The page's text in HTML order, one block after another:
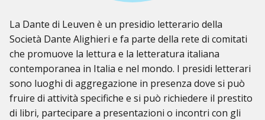
La Dante di Leuven è un presidio letterario della
Società Dante Alighieri e fa parte della rete di comitati
che promuove la lettura e la letteratura italiana
contemporanea in Italia e nel mondo. I presidi letterari
sono luoghi di aggregazione in presenza dove si può
fruire di attività specifiche e si può richiedere il prestito
di libri, partecipare a presentazioni o incontri con gli